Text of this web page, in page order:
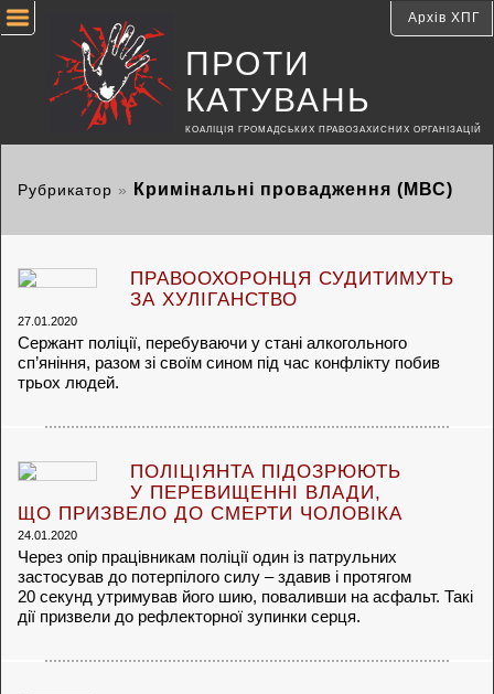
Архів ХПГ
ПРОТИ
КАТУВАНЬ
КОАЛІЦІЯ ГРОМАДСЬКИХ ПРАВОЗАХИСНИХ ОРГАНІЗАЦІЙ
Рубрикатор » Кримінальні провадження (МВС)
ПРАВООХОРОНЦЯ СУДИТИМУТЬ
ЗА ХУЛІГАНСТВО
27.01.2020
Сержант поліції, перебуваючи у стані алкогольного
сп’яніння, разом зі своїм сином під час конфлікту побив
трьох людей.
ПОЛІЦІЯНТА ПІДОЗРЮЮТЬ
У ПЕРЕВИЩЕННІ ВЛАДИ,
ЩО ПРИЗВЕЛО ДО СМЕРТИ ЧОЛОВІКА
24.01.2020
Через опір працівникам поліції один із патрульних
застосував до потерпілого силу – здавив і протягом
20 секунд утримував його шию, поваливши на асфальт. Такі
дії призвели до рефлекторної зупинки серця.